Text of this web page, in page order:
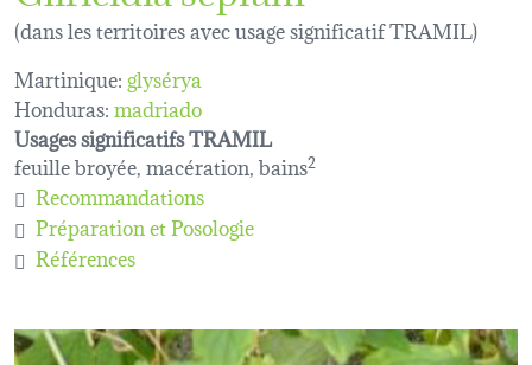
(dans les territoires avec usage significatif TRAMIL)
Martinique:glysérya
Honduras:madriado
Usages significatifs TRAMIL
feuille broyée, macération, bains2
Recommandations
Préparation et Posologie
Références